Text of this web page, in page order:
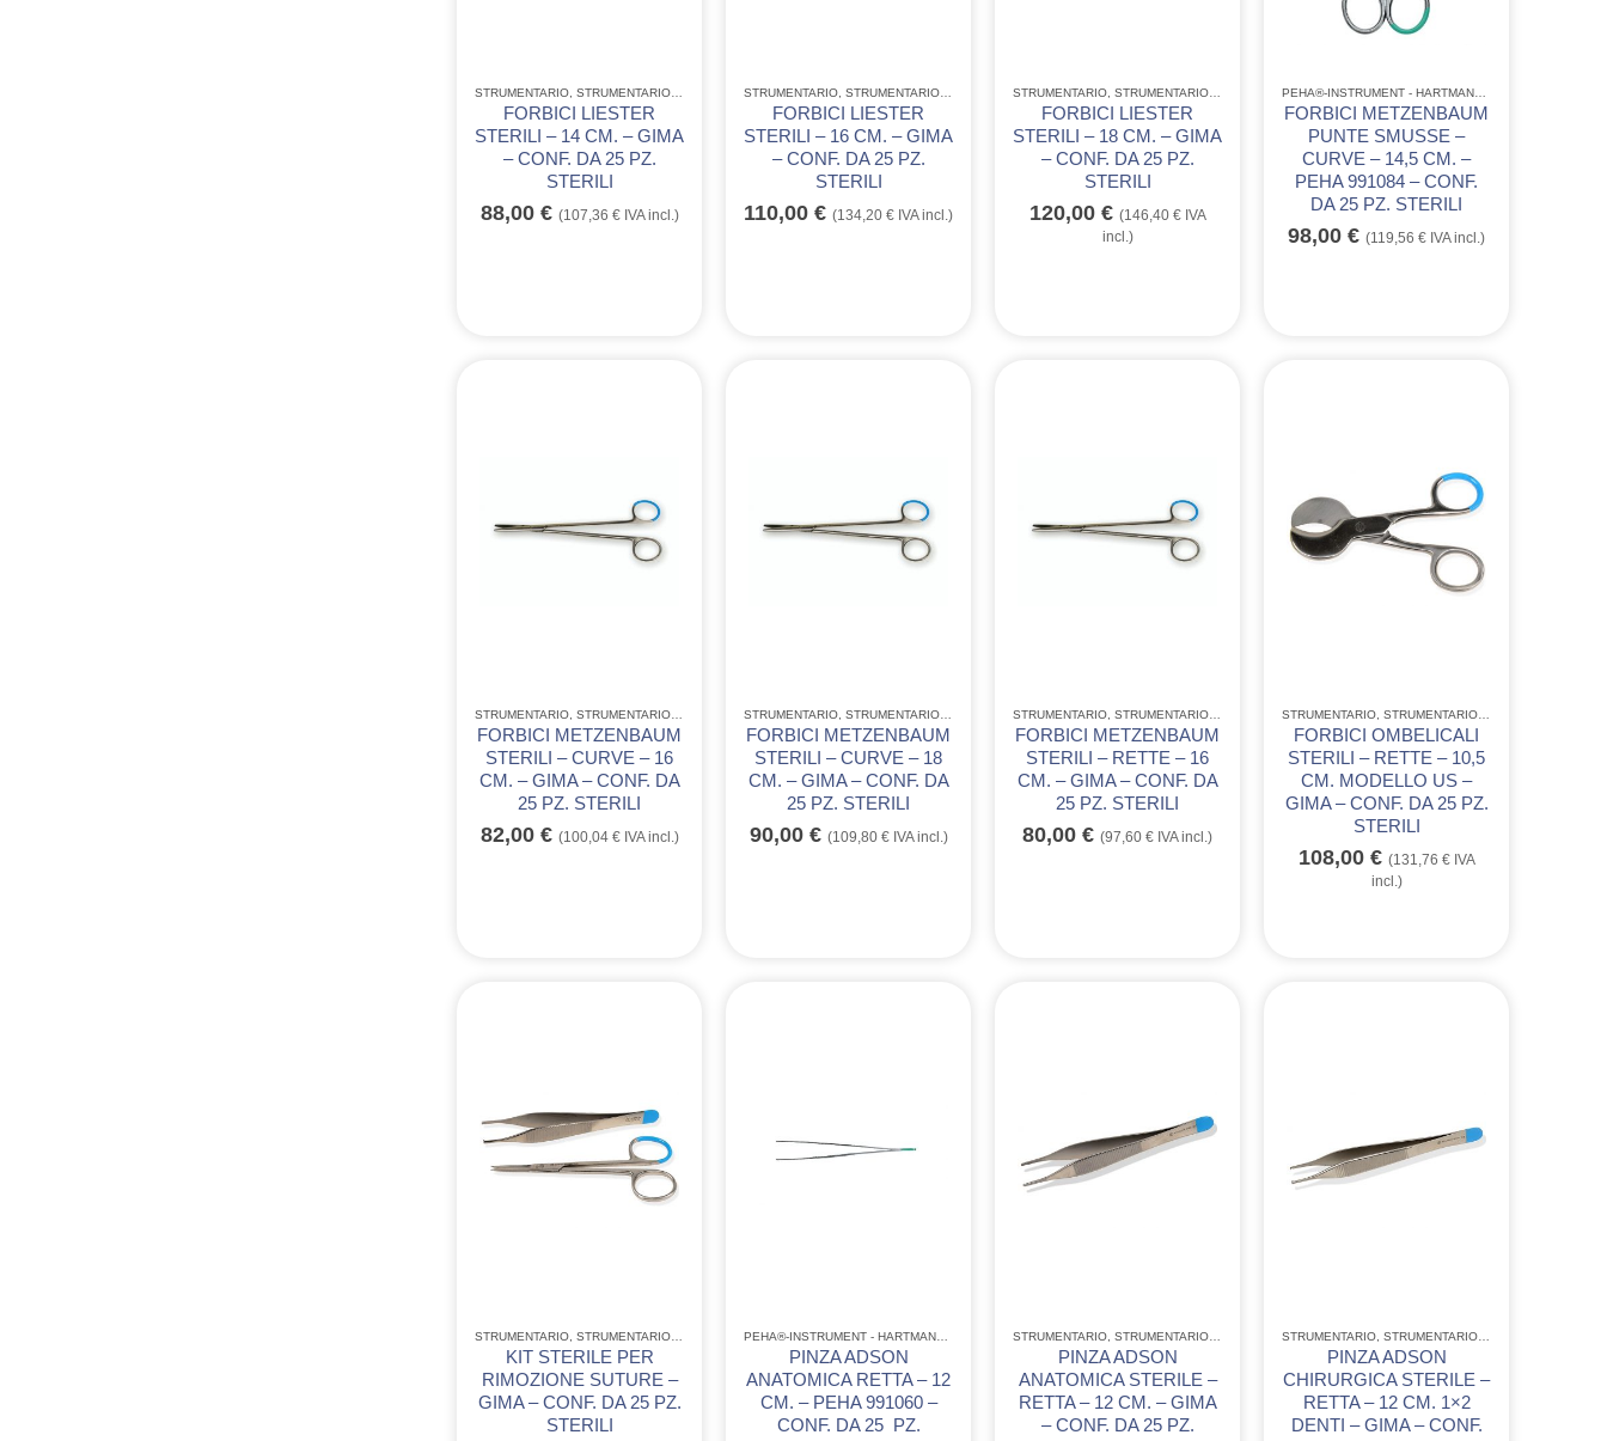
STRUMENTARIO STRUMENTARIO ACCIAIO INOX GIMA ,STRUMENTARIO CHIRURGICO MONOUSO IN ACCIAIO
FORBICI LIESTER
STERILI – 14 CM. – GIMA
– CONF. DA 25 PZ.
STERILI
88,00 € (107,36 €IVA incl.)
STRUMENTARIO STRUMENTARIO ACCIAIO INOX GIMA ,STRUMENTARIO CHIRURGICO MONOUSO IN ACCIAIO
FORBICI LIESTER
STERILI – 16 CM. – GIMA
– CONF. DA 25 PZ.
STERILI
110,00 € (134,20 € IVA incl.)
STRUMENTARIO STRUMENTARIO ACCIAIO INOX GIMA ,STRUMENTARIO CHIRURGICO MONOUSO IN
FORBICI LIESTER
STERILI – 18 CM. – GIMA
– CONF. DA 25 PZ.
STERILI
120,00 € (146,40 €IVA
incl.)
FORBICI METZENBAUM
PUNTE SMUSSE –
CURVE – 14,5 CM. –
PEHA 991084 – CONF.
DA 25 PZ. STERILI
98,00 € (119,56 € IVA incl.)
STRUMENTARIO STRUMENTARIO ACCIAIO INOX GIMA ,STRUMENTARIO CHIRURGICO MONOUSO IN ACCIAIO
FORBICI METZENBAUM
STERILI – CURVE – 16
CM. – GIMA – CONF. DA
25 PZ. STERILI
82,00 € (100,04 €IVA incl.)
STRUMENTARIO STRUMENTARIO ACCIAIO INOX GIMA ,STRUMENTARIO CHIRURGICO MONOUSO IN ACCIAIO
FORBICI METZENBAUM
STERILI – CURVE – 18
CM. – GIMA – CONF. DA
25 PZ. STERILI
90,00 € (109,80 €IVA incl.)
STRUMENTARIO STRUMENTARIO ACCIAIO INOX GIMA ,STRUMENTARIO CHIRURGICO MONOUSO IN
FORBICI METZENBAUM
STERILI – RETTE – 16
CM. – GIMA – CONF. DA
25 PZ. STERILI
80,00 € (97,60 € IVA incl.)
STRUMENTARIO STRUMENTARIO ACCIAIO INOX GIMA
FORBICI OMBELICALI
STERILI – RETTE – 10,5
CM. MODELLO US –
GIMA – CONF. DA 25 PZ.
STERILI
108,00 € (131,76 €IVA
incl.)
STRUMENTARIO STRUMENTARIO ACCIAIO INOX GIMA ,STRUMENTARIO CHIRURGICO MONOUSO IN ACCIAIO
KIT STERILE PER
RIMOZIONE SUTURE –
GIMA – CONF. DA 25 PZ.
STERILI
STRUMENTARIO,STRUMENTARIO CHIRURGICO MONOUSO IN ACCIAIO
PINZA ADSON
ANATOMICA RETTA – 12
CM. – PEHA 991060 –
CONF. DA 25 PZ.
STRUMENTARIO STRUMENTARIO ACCIAIO INOX GIMA ,STRUMENTARIO CHIRURGICO MONOUSO IN
PINZA ADSON
ANATOMICA STERILE –
RETTA – 12 CM. – GIMA
– CONF. DA 25 PZ.
STRUMENTARIO STRUMENTARIO ACCIAIO INOX GIMA
PINZA ADSON
CHIRURGICA STERILE –
RETTA – 12 CM. 1×2
DENTI – GIMA – CONF.